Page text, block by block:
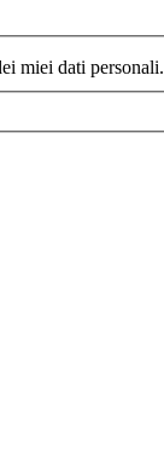
miei dati personali.